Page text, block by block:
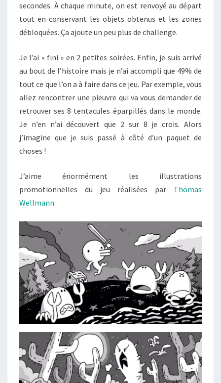
secondes. À chaque minute, on est renvoyé au départ
tout en conservant les objets obtenus et les zones
débloquées. Ça ajoute un peu plus de challenge.
Je l’ai « fini » en 2 petites soirées. Enfin, je suis arrivé
au bout de l’histoire mais je n’ai accompli que 49% de
tout ce que l’on a à faire dans ce jeu. Par exemple, vous
allez rencontrer une pieuvre qui va vous demander de
retrouver ses 8 tentacules éparpillés dans le monde.
Je n’en n’ai découvert que 2 sur 8 je crois. Alors
j’imagine que je suis passé à côté d’un paquet de
choses !
J’aime énormément les illustrations
promotionnelles du jeu réalisées par Thomas
Wellmann.